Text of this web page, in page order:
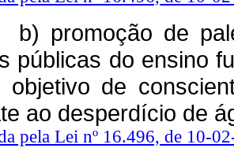
b) promoção de
públicas do ensino
objetivo de
ao desperdício de
pela Lei nº 16.496, de 10-